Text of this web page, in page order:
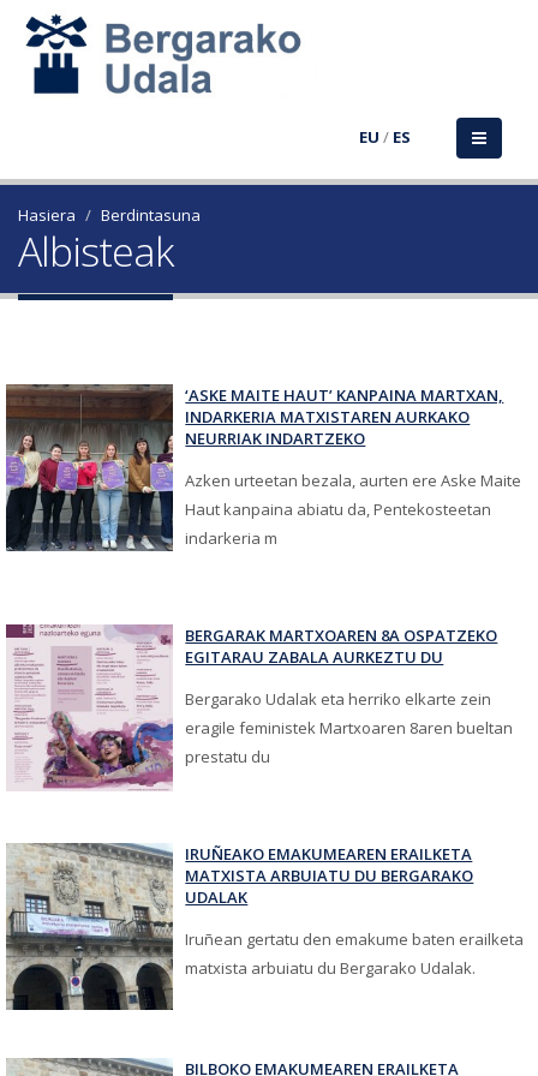
EU / ES
Hasiera Berdintasuna
Albisteak
‘ASKE MAITE HAUT’ KANPAINA MARTXAN,
INDARKERIA MATXISTAREN AURKAKO
NEURRIAK INDARTZEKO
Azken urteetan bezala, aurten ere Aske Maite
Haut kanpaina abiatu da, Pentekosteetan
indarkeria m
BERGARAK MARTXOAREN 8A OSPATZEKO
EGITARAU ZABALA AURKEZTU DU
Bergarako Udalak eta herriko elkarte zein
eragile feministek Martxoaren 8aren bueltan
prestatu du
IRUÑEAKO EMAKUMEAREN ERAILKETA
MATXISTA ARBUIATU DU BERGARAKO
UDALAK
Iruñean gertatu den emakume baten erailketa
matxista arbuiatu du Bergarako Udalak.
BILBOKO EMAKUMEAREN ERAILKETA